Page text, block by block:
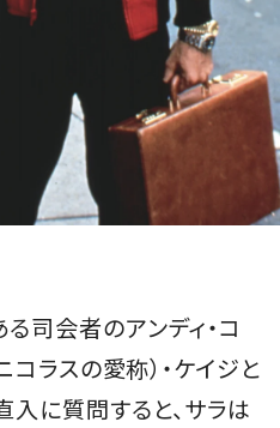
司会者のアンディ・コ
コラスの愛称）・ケイジと
入に質問すると、サラは